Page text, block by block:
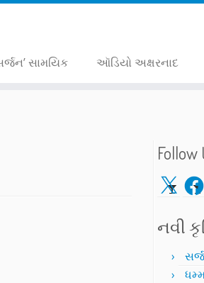
સામયિક ઑડિયો અક્ષરનાદ
Follow
X
નવી